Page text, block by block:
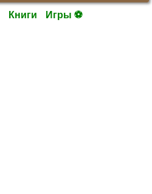
Книги Игры ⚽